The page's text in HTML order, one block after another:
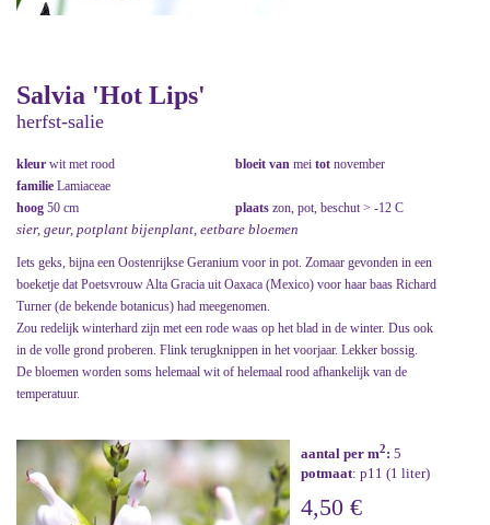
Salvia 'Hot Lips'
herfst-salie
kleur wit met rood bloeit van mei tot november
familie Lamiaceae
hoog 50 cm plaats zon, pot, beschut > -12 C
sier, geur, potplant bijenplant, eetbare bloemen
Iets geks, bijna een Oostenrijkse Geranium voor in pot. Zomaar gevonden in een
boeketje dat Poetsvrouw Alta Gracia uit Oaxaca (Mexico) voor haar baas Richard
Turner (de bekende botanicus) had meegenomen.
Zou redelijk winterhard zijn met een rode waas op het blad in de winter. Dus ook
in de volle grond proberen. Flink terugknippen in het voorjaar. Lekker bossig.
De bloemen worden soms helemaal wit of helemaal rood afhankelijk van de
temperatuur.
aantal per m2: 5
potmaat: p11 (1 liter)
4,50 €